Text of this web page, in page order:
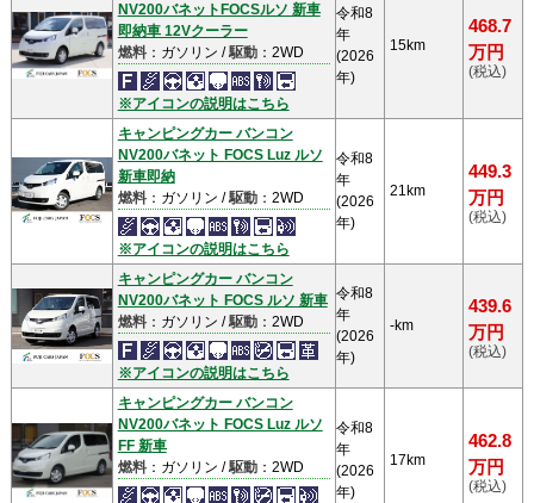
NV200バネットFOCSルソ 新車
即納車 12Vクーラー
燃料：ガソリン /駆動：2WD
※アイコンの説明はこちら
令和8
年
(2026
年)
15km
468.7
万円
(税込)
キャンピングカー バンコン
NV200バネット FOCS Luz ルソ
新車即納
燃料：ガソリン /駆動：2WD
※アイコンの説明はこちら
令和8
年
(2026
年)
21km
449.3
万円
(税込)
キャンピングカー バンコン
NV200バネット FOCS ルソ 新車
燃料：ガソリン /駆動：2WD
※アイコンの説明はこちら
令和8
年
(2026
年)
-km
439.6
万円
(税込)
キャンピングカー バンコン
NV200バネット FOCS Luz ルソ
FF 新車
燃料：ガソリン /駆動：2WD
令和8
年
(2026
年)
17km
462.8
万円
(税込)